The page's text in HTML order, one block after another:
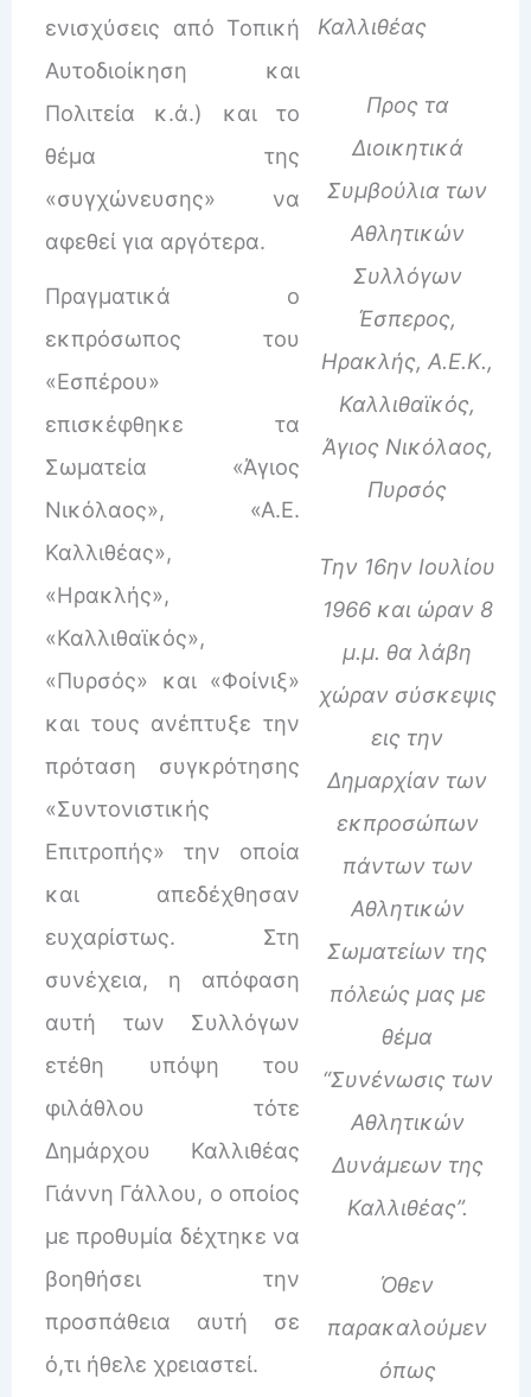
ενισχύσεις από Τοπική
Αυτοδιοίκηση και
Πολιτεία κ.ά.) και το
θέμα της
«συγχώνευσης» να
αφεθεί για αργότερα.
Πραγματικά ο
εκπρόσωπος του
«Εσπέρου»
επισκέφθηκε τα
Σωματεία «Άγιος
Νικόλαος», «Α.Ε.
Καλλιθέας»,
«Ηρακλής»,
«Καλλιθαϊκός»,
«Πυρσός» και «Φοίνιξ»
και τους ανέπτυξε την
πρόταση συγκρότησης
«Συντονιστικής
Επιτροπής» την οποία
και απεδέχθησαν
ευχαρίστως. Στη
συνέχεια, η απόφαση
αυτή των Συλλόγων
ετέθη υπόψη του
φιλάθλου τότε
Δημάρχου Καλλιθέας
Γιάννη Γάλλου, ο οποίος
με προθυμία δέχτηκε να
βοηθήσει την
προσπάθεια αυτή σε
ό,τι ήθελε χρειαστεί.
Καλλιθέας
Προς τα
Διοικητικά
Συμβούλια των
Αθλητικών
Συλλόγων
Έσπερος,
Ηρακλής, Α.Ε.Κ.,
Καλλιθαϊκός,
Άγιος Νικόλαος,
Πυρσός
Την 16ην Ιουλίου
1966 και ώραν 8
μ.μ. θα λάβη
χώραν σύσκεψις
εις την
Δημαρχίαν των
εκπροσώπων
πάντων των
Αθλητικών
Σωματείων της
πόλεώς μας με
θέμα
“Συνένωσις των
Αθλητικών
Δυνάμεων της
Καλλιθέας”.
Όθεν
παρακαλούμεν
όπως